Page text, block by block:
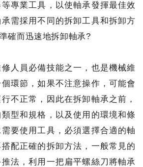
專業工具，以使軸承發揮最佳效
需採用不同的拆卸工具和拆卸方
確而迅速地拆卸軸承?
人員必備技能之一，也是機械維
環節，如果不注意操作，可能會
不正常，因此在拆卸軸承之前，
型和規格，以及使用的環境和條
要使用工具，必須選擇合適的軸
配正確的拆卸方法，一般常見的
法，利用一把扁平螺絲刀將軸承